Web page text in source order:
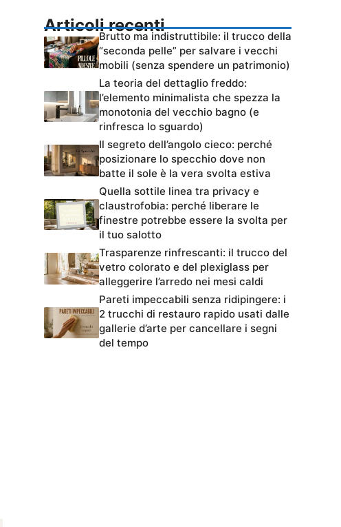
Articoli recenti
Brutto ma indistruttibile: il trucco della
“seconda pelle” per salvare i vecchi
mobili (senza spendere un patrimonio)
La teoria del dettaglio freddo:
l’elemento minimalista che spezza la
monotonia del vecchio bagno (e
rinfresca lo sguardo)
Il segreto dell’angolo cieco: perché
posizionare lo specchio dove non
batte il sole è la vera svolta estiva
Quella sottile linea tra privacy e
claustrofobia: perché liberare le
finestre potrebbe essere la svolta per
il tuo salotto
Trasparenze rinfrescanti: il trucco del
vetro colorato e del plexiglass per
alleggerire l’arredo nei mesi caldi
Pareti impeccabili senza ridipingere: i
2 trucchi di restauro rapido usati dalle
gallerie d’arte per cancellare i segni
del tempo